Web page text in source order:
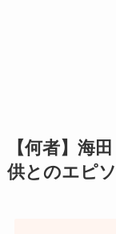
【何者】海
供とのエピ